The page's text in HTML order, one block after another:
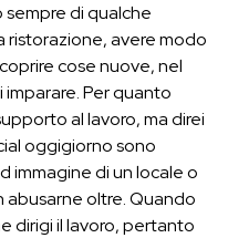
di qualche
ristorazione, avere modo
cose nuove, nel
imparare. Per quanto
al lavoro, ma direi
oggigiorno sono
immagine di un locale o
oltre. Quando
dirigi il lavoro, pertanto